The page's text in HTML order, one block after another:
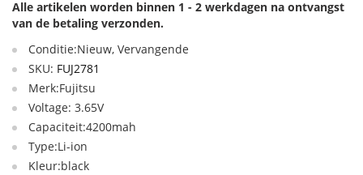
Alle artikelen worden binnen 1 - 2 werkdagen na ontvangst
van de betaling verzonden.
Conditie:Nieuw, Vervangende
SKU: FUJ2781
Merk:Fujitsu
Voltage: 3.65V
Capaciteit:4200mah
Type:Li-ion
Kleur:black